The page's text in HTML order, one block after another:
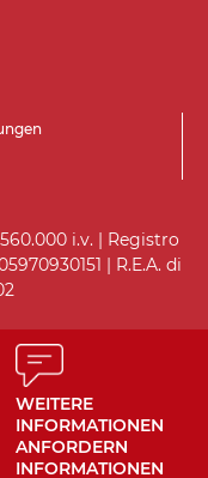
WEITERE
INFORMATIONEN
ANFORDERN
INFORMATIONEN
i.v. | Registro
| R.E.A. di